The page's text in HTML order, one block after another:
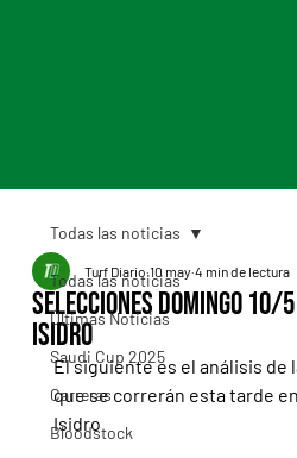
Todas las noticias
Últimas Noticias
Saudi Cup 2025
Carreras
Bloodstock
Todas las noticias
Selecciones Domingo 10/
Isidro
Turf Diario 10 may 4 min de lectura
El siguiente es el análisis de
que se correrán esta tarde
Isidro